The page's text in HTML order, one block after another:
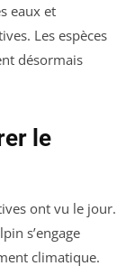
eaux et
Les espèces
désormais
le
ont vu le jour.
s’engage
climatique.